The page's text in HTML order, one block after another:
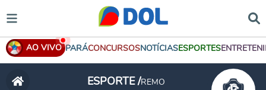
AO VIVO PARÁCONCURSOSNOTÍCIASESPORTES
ESPORTE /REMO